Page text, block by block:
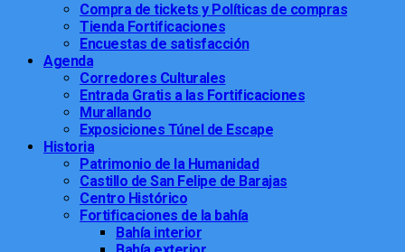
Compra de tickets y Políticas de compras
Tienda Fortificaciones
Encuestas de satisfacción
Agenda
Corredores Culturales
Entrada Gratis a las Fortificaciones
Murallando
Exposiciones Túnel de Escape
Historia
Patrimonio de la Humanidad
Castillo de San Felipe de Barajas
Centro Histórico
Fortificaciones de la bahía
Bahía interior